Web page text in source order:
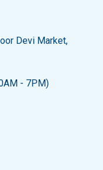
Devi Market,
- 7PM)